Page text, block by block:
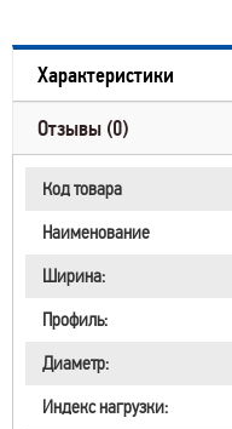
Характеристики
Отзывы (0)
Код товара
Наименование
Ширина:
Профиль:
Диаметр:
Индекс нагрузки: